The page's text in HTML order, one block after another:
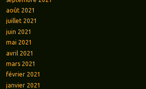
août 2021
juillet 2021
juin 2021
mai 2021
avril 2021
mars 2021
février 2021
janvier 2021